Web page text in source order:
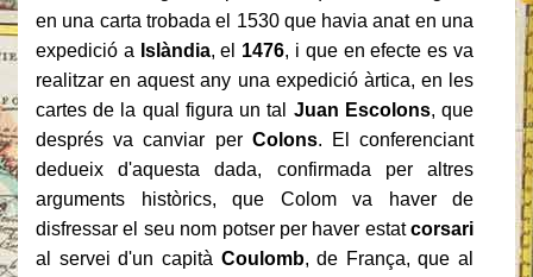
en una carta trobada el 1530 que havia anat en una
expedició a Islàndia, el 1476, i que en efecte es va
realitzar en aquest any una expedició àrtica, en les
cartes de la qual figura un tal Juan Escolons, que
després va canviar per Colons. El conferenciant
dedueix d'aquesta dada, confirmada per altres
arguments històrics, que Colom va haver de
disfressar el seu nom potser per haver estatcorsari
al servei d'un capità Coulomb, de França, que al